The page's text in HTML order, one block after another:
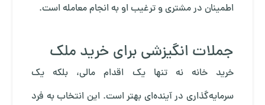
اطمینان در مشتری و ترغیب او به انجام معامله است.
جملات انگیزشی برای خرید ملک
خرید خانه نه تنها یک اقدام مالی، بلکه یک
سرمایه‌گذاری در آینده‌ای بهتر است. این انتخاب به فرد